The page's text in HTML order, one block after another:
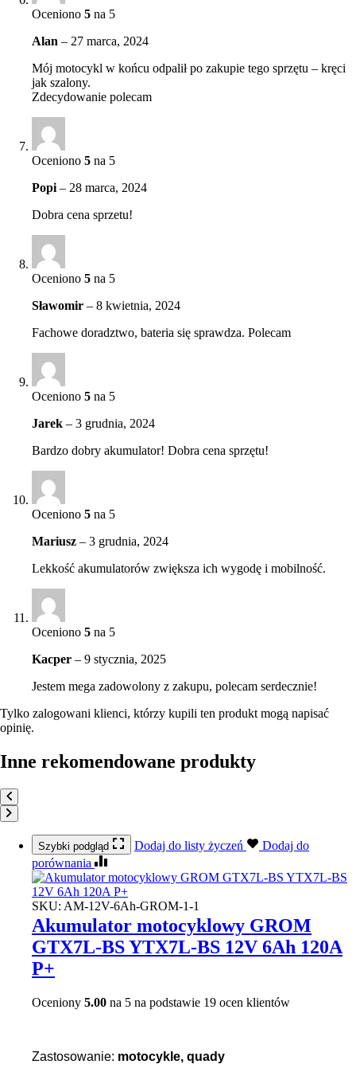
Oceniono 5 na 5
Alan – 27 marca, 2024
Mój motocykl w końcu odpalił po zakupie tego sprzętu – kręci
jak szalony.
Zdecydowanie polecam
Oceniono 5 na 5
Popi – 28 marca, 2024
Dobra cena sprzetu!
Oceniono 5 na 5
Sławomir – 8 kwietnia, 2024
Fachowe doradztwo, bateria się sprawdza. Polecam
Oceniono 5 na 5
Jarek – 3 grudnia, 2024
Bardzo dobry akumulator! Dobra cena sprzętu!
Oceniono 5 na 5
Mariusz – 3 grudnia, 2024
Lekkość akumulatorów zwiększa ich wygodę i mobilność.
Oceniono 5 na 5
Kacper – 9 stycznia, 2025
Jestem mega zadowolony z zakupu, polecam serdecznie!
Tylko zalogowani klienci, którzy kupili ten produkt mogą napisać
opinię.
Inne rekomendowane produkty
Szybki podgląd Dodaj do listy życzeń
Dodaj do
porównania
SKU: AM-12V-6Ah-GROM-1-1
Akumulator motocyklowy GROM
GTX7L-BS YTX7L-BS 12V 6Ah 120A
P+
Oceniony 5.00 na 5 na podstawie 19 ocen klientów
Zastosowanie: motocykle, quady